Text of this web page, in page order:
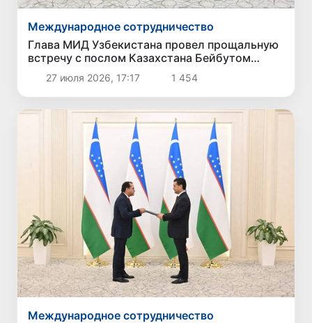
Международное сотрудничество
Глава МИД Узбекистана провел прощальную
встречу с послом Казахстана Бейбутом
Атамкуловым
27 июля 2026, 17:17 1 454
Международное сотрудничество